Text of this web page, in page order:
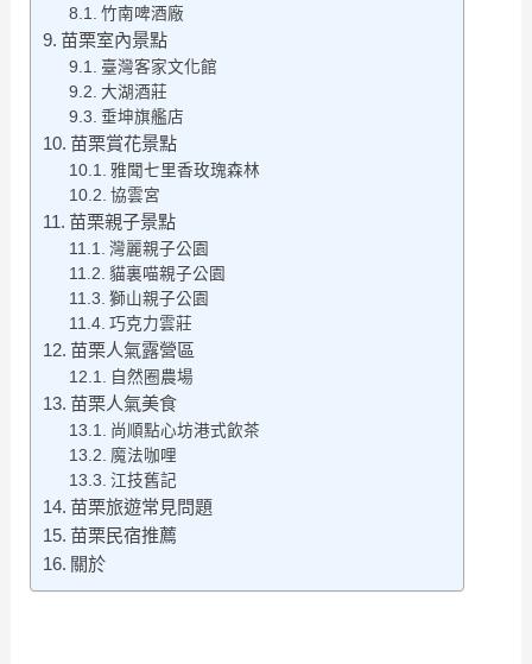
竹南啤酒廠
苗栗室內景點
臺灣客家文化館
大湖酒莊
垂坤旗艦店
苗栗賞花景點
雅聞七里香玫瑰森林
協雲宮
苗栗親子景點
灣麗親子公園
貓裏喵親子公園
獅山親子公園
巧克力雲莊
苗栗人氣露營區
自然圈農場
苗栗人氣美食
尚順點心坊港式飲茶
魔法咖哩
江技舊記
苗栗旅遊常見問題
苗栗民宿推薦
關於